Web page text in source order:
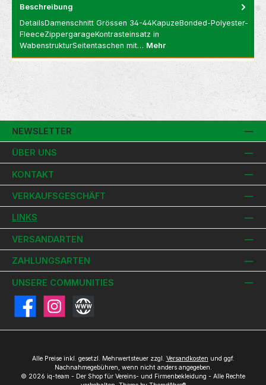
Beschreibung
DetailsDamenschnitt Grössen 34-44KapuzeBonded-Polyester-
FleeceZippergarageKontrasteinsatz in
WabenstrukturSeitentaschen mit… Mehr
NEWSLETTER
ÜBER UNS
KONTAKT
VERKAUFSGESCHÄFT
LINKS
VERSANDARTEN
ZAHLUNGSARTEN
UNSERE COMMUNITIES
FacebookInstagramWebsite
Alle Preise inkl. gesetzl. Mehrwertsteuer zzgl. Versandkosten und ggf.
Nachnahmegebühren, wenn nicht anders angegeben.
© 2026 iq-team - Der Shop für Vereins- und Firmenbekleidung - Alle Rechte